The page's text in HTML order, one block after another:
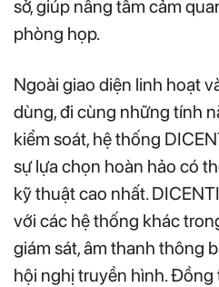
sở, giúp nâng tầm cảm
phòng họp.
Ngoài giao diện linh hoạt
dùng, đi cùng những tính
kiểm soát, hệ thống
sự lựa chọn hoàn hảo có
kỹ thuật cao nhất.
với các hệ thống khác
giám sát, âm thanh thông
hội nghị truyền hình. Đồng